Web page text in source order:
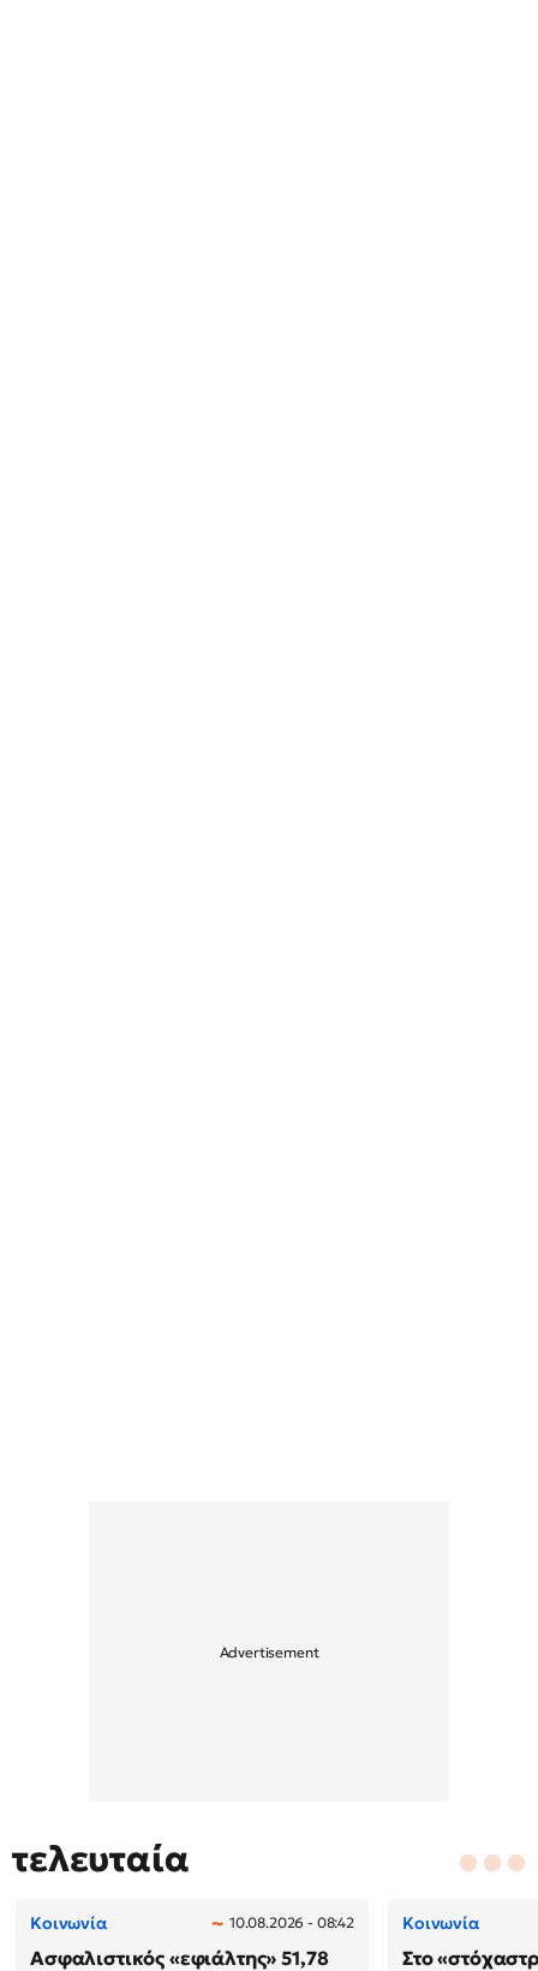
τελευταία
Κοινωνία 10.08.2026 - 08:42
Ασφαλιστικός «εφιάλτης» 51,78
Κοινωνία
Στο